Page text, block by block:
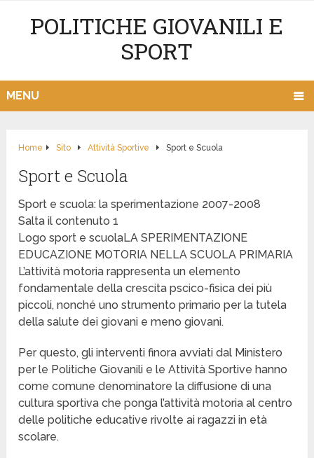
POLITICHE GIOVANILI E
SPORT
MENU
Home Sito Attività Sportive Sport e Scuola
Sport e Scuola
Sport e scuola: la sperimentazione 2007-2008
Salta il contenuto 1
Logo sport e scuolaLA SPERIMENTAZIONE
EDUCAZIONE MOTORIA NELLA SCUOLA PRIMARIA
L’attività motoria rappresenta un elemento
fondamentale della crescita pscico-fisica dei più
piccoli, nonché uno strumento primario per la tutela
della salute dei giovani e meno giovani.
Per questo, gli interventi finora avviati dal Ministero
per le Politiche Giovanili e le Attività Sportive hanno
come comune denominatore la diffusione di una
cultura sportiva che ponga l’attività motoria al centro
delle politiche educative rivolte ai ragazzi in età
scolare.